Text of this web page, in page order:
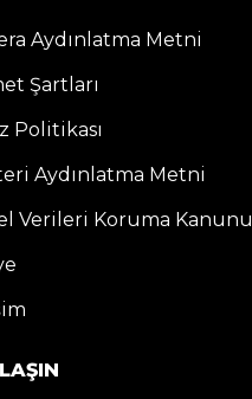
Aydınlatma Metni
Şartları
Politikası
Aydınlatma Metni
Verileri Koruma Kanunu